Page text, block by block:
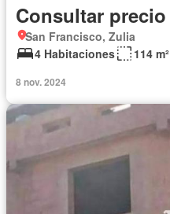
Consultar precio
San Francisco, Zulia
4 Habitaciones
114 m²
8 nov. 2024